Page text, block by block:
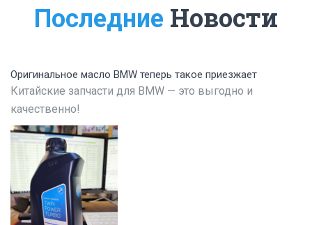
Последние Новости
Оригинальное масло BMW теперь такое приезжает
Китайские запчасти для BMW — это выгодно и
качественно!